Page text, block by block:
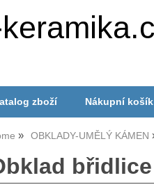
zboží Nákupní košík
OBKLADY-UMĚLÝ KÁMEN